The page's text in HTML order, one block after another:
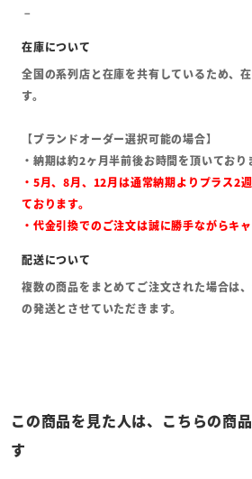
全国の系列店と在庫を共有しているため、
す。
【ブランドオーダー選択可能の場合】
・納期は約2ヶ月半前後お時間を頂いており
・5月、8月、12月は通常納期よりプラス2
ております。
・代金引換でのご注文は誠に勝手ながらキ
複数の商品をまとめてご注文された場合は
の発送とさせていただきます。
この商品を見た人は、こちらの商
す